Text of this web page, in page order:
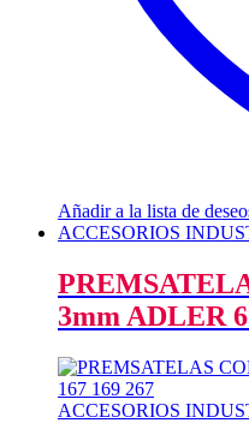
Añadir a la lista de
ACCESORIOS
3mm ADLER
ACCESORIOS